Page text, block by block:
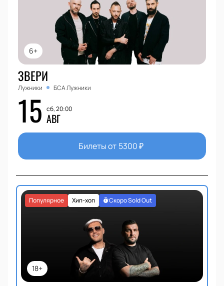
6+
ЗВЕРИ
Лужники БСА Лужники
15 сб, 20:00
АВГ
Билеты от 5300₽
18+
Хип-хоп
Популярное Скоро Sold Out